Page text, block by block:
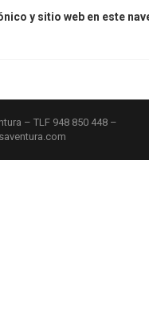
y sitio web en este
– TLF 948 850 448 –